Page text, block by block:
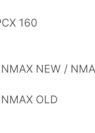
160
NEW /
OLD